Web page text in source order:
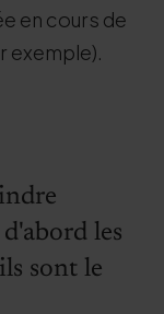
en cours de
exemple).
les
sont le